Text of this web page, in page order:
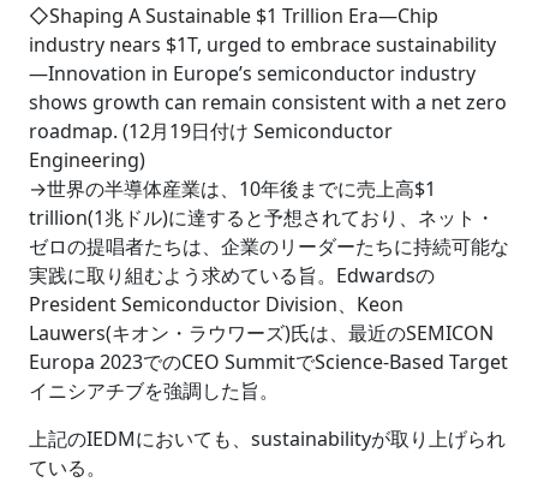
◇Shaping A Sustainable $1 Trillion Era―Chip
industry nears $1T, urged to embrace sustainability
―Innovation in Europe’s semiconductor industry
shows growth can remain consistent with a net zero
roadmap. (12月19日付け Semiconductor
Engineering)
→世界の半導体産業は、10年後までに売上高$1
trillion(1兆ドル)に達すると予想されており、ネット・
ゼロの提唱者たちは、企業のリーダーたちに持続可能な
実践に取り組むよう求めている旨。Edwardsの
President Semiconductor Division、Keon
Lauwers(キオン・ラウワーズ)氏は、最近のSEMICON
Europa 2023でのCEO SummitでScience-Based Target
イニシアチブを強調した旨。
上記のIEDMにおいても、sustainabilityが取り上げられ
ている。